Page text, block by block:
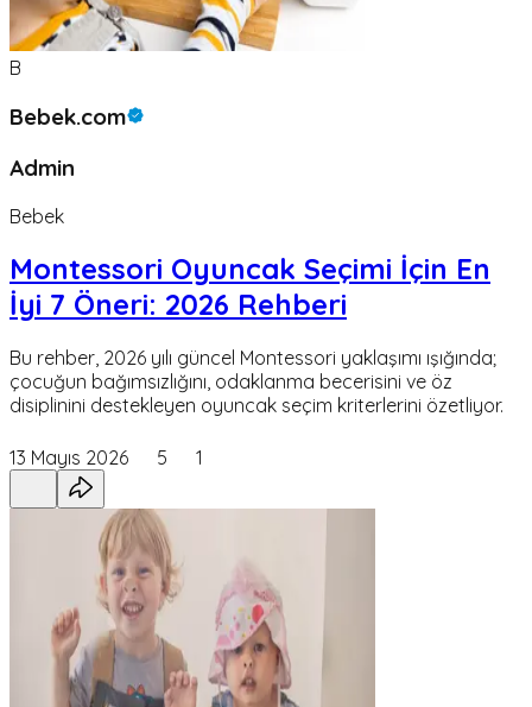
B
Bebek.com
Admin
Bebek
Montessori Oyuncak Seçimi İçin En
İyi 7 Öneri: 2026 Rehberi
Bu rehber, 2026 yılı güncel Montessori yaklaşımı ışığında;
çocuğun bağımsızlığını, odaklanma becerisini ve öz
disiplinini destekleyen oyuncak seçim kriterlerini özetliyor.
13 Mayıs 2026 5 1